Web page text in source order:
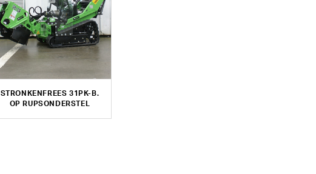
STRONKENFREES 31PK-B.
OP RUPSONDERSTEL